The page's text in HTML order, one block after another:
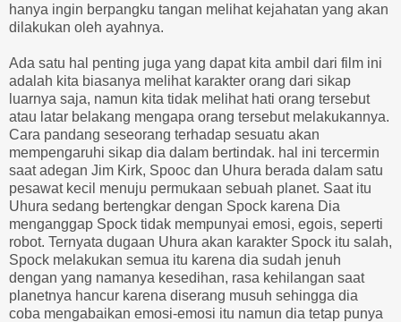
hanya ingin berpangku tangan melihat kejahatan yang akan
dilakukan oleh ayahnya.
Ada satu hal penting juga yang dapat kita ambil dari film ini
adalah kita biasanya melihat karakter orang dari sikap
luarnya saja, namun kita tidak melihat hati orang tersebut
atau latar belakang mengapa orang tersebut melakukannya.
Cara pandang seseorang terhadap sesuatu akan
mempengaruhi sikap dia dalam bertindak. hal ini tercermin
saat adegan Jim Kirk, Spooc dan Uhura berada dalam satu
pesawat kecil menuju permukaan sebuah planet. Saat itu
Uhura sedang bertengkar dengan Spock karena Dia
menganggap Spock tidak mempunyai emosi, egois, seperti
robot. Ternyata dugaan Uhura akan karakter Spock itu salah,
Spock melakukan semua itu karena dia sudah jenuh
dengan yang namanya kesedihan, rasa kehilangan saat
planetnya hancur karena diserang musuh sehingga dia
coba mengabaikan emosi-emosi itu namun dia tetap punya